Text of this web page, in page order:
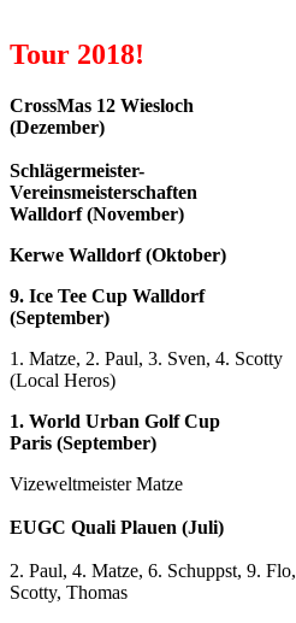
Tour 2018!
CrossMas 12 Wiesloch
(Dezember)
Schlägermeister-
Vereinsmeisterschaften
Walldorf (November)
Kerwe Walldorf (Oktober)
9. Ice Tee Cup Walldorf
(September)
1. Matze, 2. Paul, 3. Sven, 4. Scotty
(Local Heros)
1. World Urban Golf Cup
Paris (September)
Vizeweltmeister Matze
EUGC Quali Plauen (Juli)
2. Paul, 4. Matze, 6. Schuppst, 9. Flo,
Scotty, Thomas